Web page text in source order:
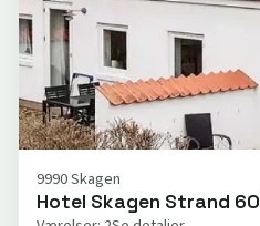
9990 Skagen
Hotel Skagen Strand 60